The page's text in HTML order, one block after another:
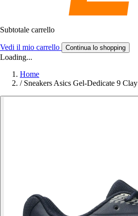
Subtotale carrello
Vedi il mio carrello Continua lo shopping
Loading...
Home
/ Sneakers Asics Gel-Dedicate 9 Clay